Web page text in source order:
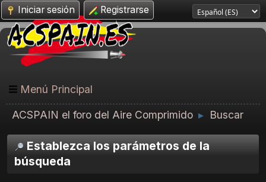
Iniciar sesión Registrarse
Menú Principal
ACSPAIN el foro del Aire Comprimido ► Buscar
Establezca los parámetros de la
búsqueda